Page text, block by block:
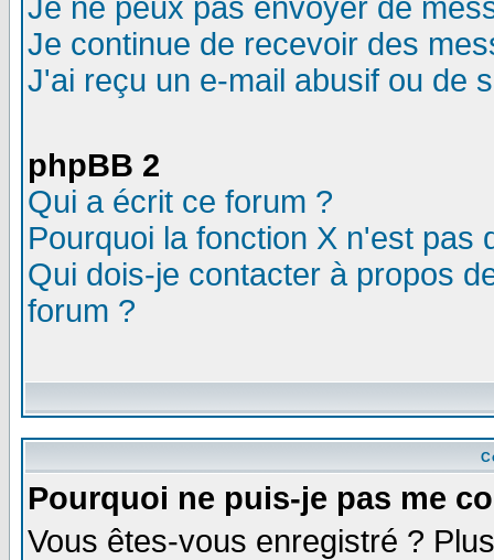
Je ne peux pas envoyer de
Je continue de recevoir des
J'ai reçu un e-mail abusif ou de
phpBB 2
Qui a écrit ce forum ?
Pourquoi la fonction X n'est pas
Qui dois-je contacter à propos
forum ?
Pourquoi ne puis-je pas me
Vous êtes-vous enregistré ?